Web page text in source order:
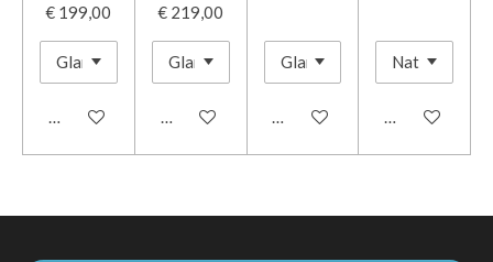
€ 199,00
In winkelwagen
€ 219,00
In winkelwagenIn winkelwagenIn